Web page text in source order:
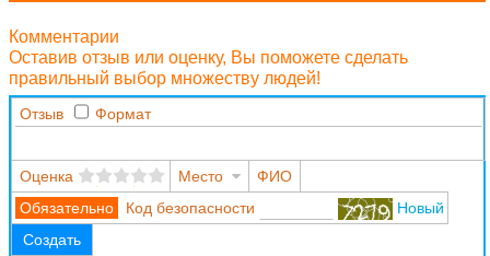
Комментарии
Оставив отзыв или оценку, Вы поможете сделать
правильный выбор множеству людей!
Отзыв Формат
Оценка Место
ФИО
Код безопасности
Новый
Создать